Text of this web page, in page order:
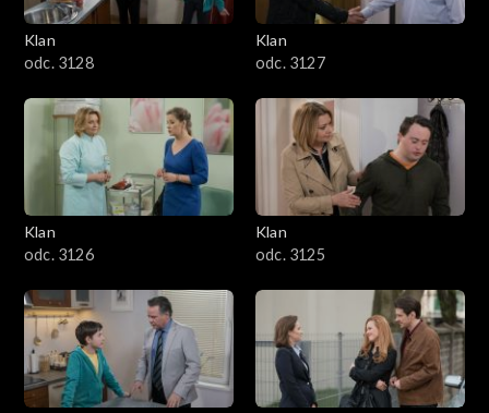
Klan
odc. 3128
Klan
odc. 3127
Klan
odc. 3126
Klan
odc. 3125